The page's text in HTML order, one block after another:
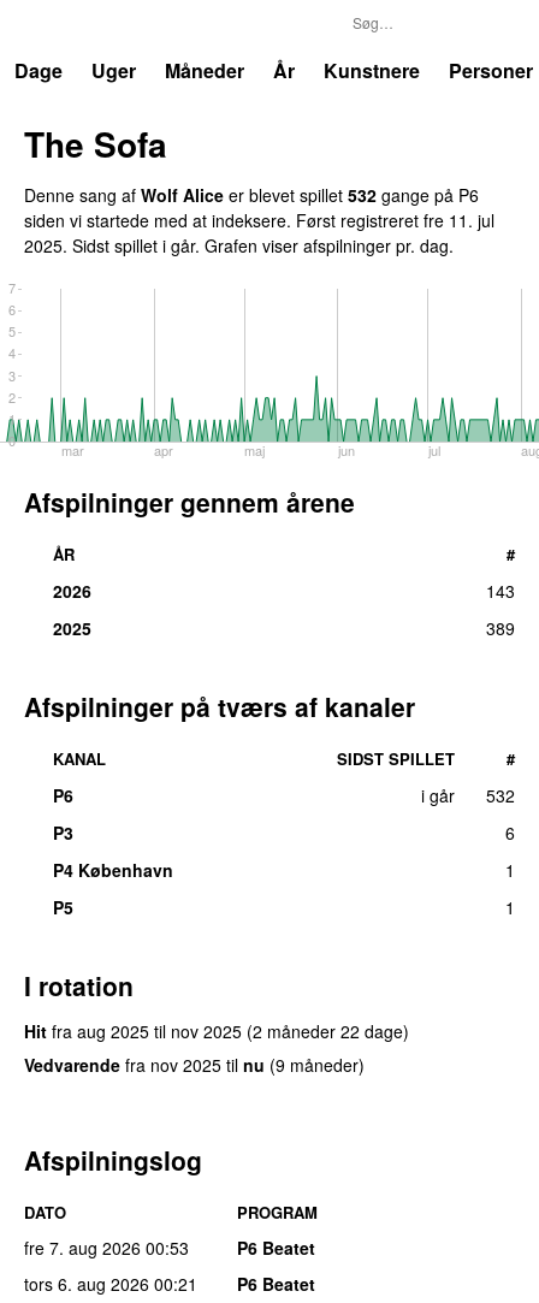
Dage
Uger Måneder År Kunstnere Personer
The Sofa
Denne sang af Wolf Alice er blevet spillet 532 gange på P6
siden vi startede med at indeksere. Først registreret fre 11. jul
2025. Sidst spillet i går. Grafen viser afspilninger pr. dag.
mar apr maj jun jul
0
1
2
3
4
5
6
7
Afspilninger gennem årene
ÅR #
2026
143
2025
389
Afspilninger på tværs af kanaler
KANAL SIDST SPILLET #
P6 i går
532
P3
6
P4 København
1
P5
1
I rotation
Hit fra aug 2025 til nov 2025 (2 måneder 22 dage)
Vedvarende fra nov 2025 til nu (9 måneder)
Afspilningslog
DATO PROGRAM
fre 7. aug 2026 00:53
P6 Beatet
tors 6. aug 2026 00:21
P6 Beatet